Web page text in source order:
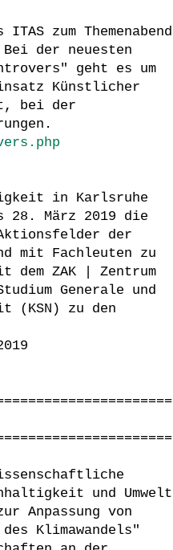
zum Themenabend
der neuesten
geht es um
Künstlicher
bei der
in Karlsruhe
28. März 2019 die
der
mit Fachleuten zu
dem ZAK | Zentrum
Generale und
(KSN) zu den
und Umwelt
Anpassung von
Klimawandels"